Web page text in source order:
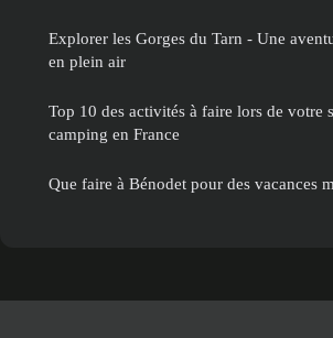
Explorer les Gorges du Tarn - Une
en plein air
Top 10 des activités à faire lors de votre
camping en France
Que faire à Bénodet pour des vacances